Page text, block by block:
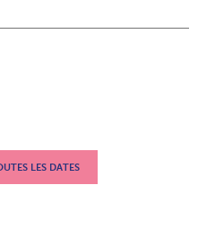
LES DATES